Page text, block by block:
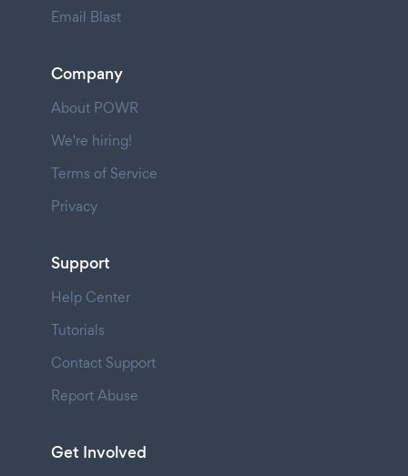
Email Blast
Company
About POWR
We're hiring!
Terms of Service
Privacy
Support
Help Center
Tutorials
Contact Support
Report Abuse
Get Involved